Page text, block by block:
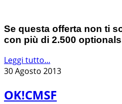
Se questa offerta non ti
con più di 2.500
Leggi tutto...
30 Agosto 2013
OK!CMSF